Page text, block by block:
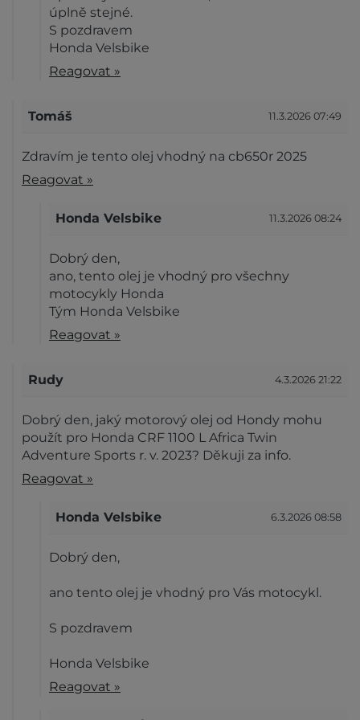
úplně stejné.
S pozdravem
Honda Velsbike
Reagovat »
Tomáš 11.3.2026 07:49
Zdravím je tento olej vhodný na cb650r 2025
Reagovat »
Honda Velsbike 11.3.2026 08:24
Dobrý den,
ano, tento olej je vhodný pro všechny
motocykly Honda
Tým Honda Velsbike
Reagovat »
Rudy 4.3.2026 21:22
Dobrý den, jaký motorový olej od Hondy mohu
použít pro Honda CRF 1100 L Africa Twin
Adventure Sports r. v. 2023? Děkuji za info.
Reagovat »
Honda Velsbike 6.3.2026 08:58
Dobrý den,
ano tento olej je vhodný pro Vás motocykl.
S pozdravem
Honda Velsbike
Reagovat »